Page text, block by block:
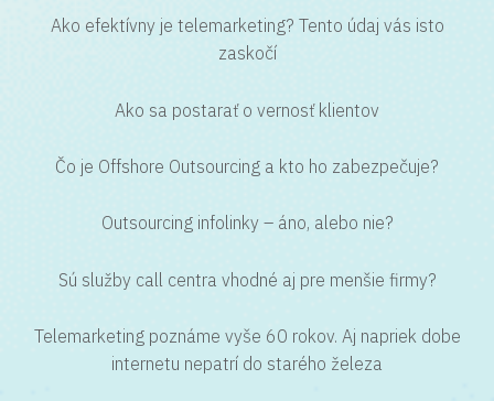
Ako efektívny je telemarketing? Tento údaj vás isto
zaskočí
Ako sa postarať o vernosť klientov
Čo je Offshore Outsourcing a kto ho zabezpečuje?
Outsourcing infolinky – áno, alebo nie?
Sú služby call centra vhodné aj pre menšie firmy?
Telemarketing poznáme vyše 60 rokov. Aj napriek dobe
internetu nepatrí do starého železa